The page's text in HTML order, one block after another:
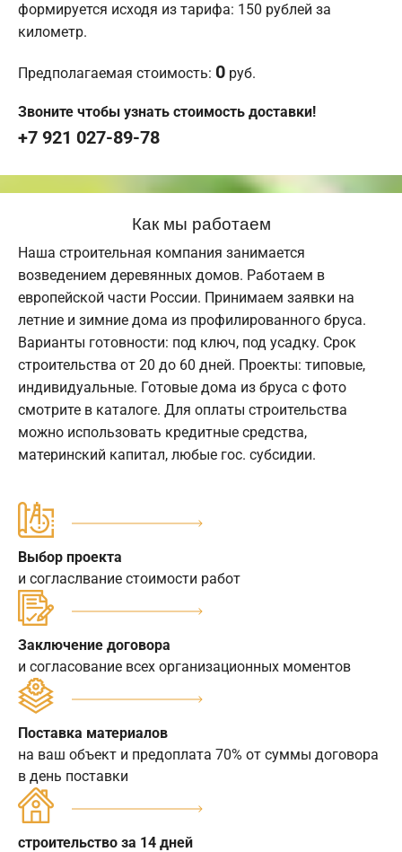
формируется исходя из тарифа: 150 рублей за
километр.
Предполагаемая стоимость: 0 руб.
Звоните чтобы узнать стоимость доставки!
+7 921 027-89-78
Как мы работаем
Наша строительная компания занимается
возведением деревянных домов. Работаем в
европейской части России. Принимаем заявки на
летние и зимние дома из профилированного бруса.
Варианты готовности: под ключ, под усадку. Срок
строительства от 20 до 60 дней. Проекты: типовые,
индивидуальные. Готовые дома из бруса с фото
смотрите в каталоге. Для оплаты строительства
можно использовать кредитные средства,
материнский капитал, любые гос. субсидии.
Выбор проекта
и согласлвание стоимости работ
Заключение договора
и согласование всех организационных моментов
Поставка материалов
на ваш объект и предоплата 70% от суммы договора
в день поставки
строительство за 14 дней